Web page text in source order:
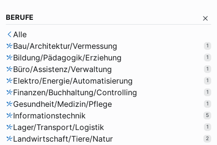
BERUFE
Alle
Bau/Architektur/Vermessung
1
Bildung/Pädagogik/Erziehung 1
Büro/Assistenz/Verwaltung 1
Elektro/Energie/Automatisierung 1
Finanzen/Buchhaltung/Controlling 1
Gesundheit/Medizin/Pflege 1
Informationstechnik 5
Lager/Transport/Logistik 1
Landwirtschaft/Tiere/Natur 2